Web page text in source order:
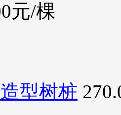
元/棵
型树桩